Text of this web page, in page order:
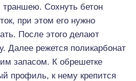
траншею. Сохнуть бетон
при этом его нужно
После этого делают
Далее режется поликарбонат
запасом. К обрешетке
профиль, к нему крепится